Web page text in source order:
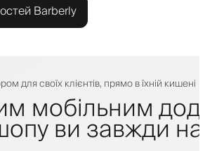
Barberly
для своїх клієнтів, прямо в їхній кишені
мобільним
ви завжди на